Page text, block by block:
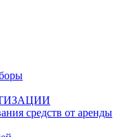
средств от аренды